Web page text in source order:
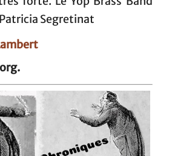
Segretinat